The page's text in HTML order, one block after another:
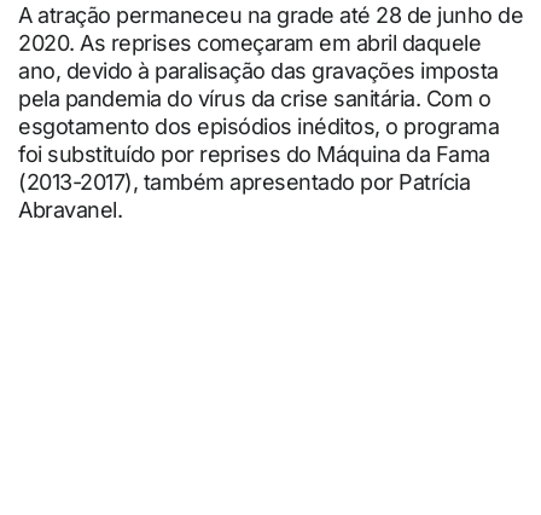
A atração permaneceu na grade até 28 de junho de
2020. As reprises começaram em abril daquele
ano, devido à paralisação das gravações imposta
pela pandemia do vírus da crise sanitária. Com o
esgotamento dos episódios inéditos, o programa
foi substituído por reprises do Máquina da Fama
(2013-2017), também apresentado por Patrícia
Abravanel.